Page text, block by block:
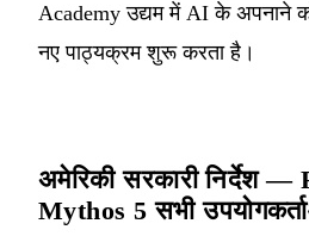
Academy उद्यम में AI के अपनाने
नए पाठ्यक्रम शुरू करता है।
अमेरिकी सरकारी निर्देश
Mythos 5 सभी